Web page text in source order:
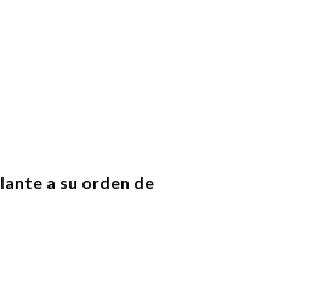
a su orden de